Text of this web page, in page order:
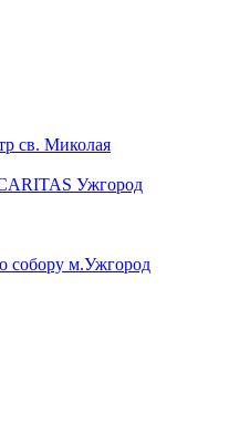
св. Миколая
Ужгород
собору м.Ужгород